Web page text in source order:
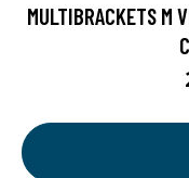
MULTIBRACKETS M